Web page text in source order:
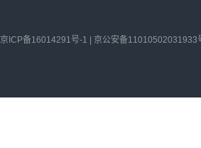
京ICP备16014291号-1 | 京公安备11010502031933